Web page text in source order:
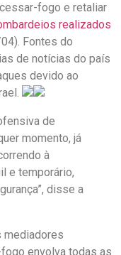
fogo e retaliar
realizados
Fontes do
de notícias do país
devido ao
de
momento, já
à
e temporário,
disse a
mediadores
envolva todas as